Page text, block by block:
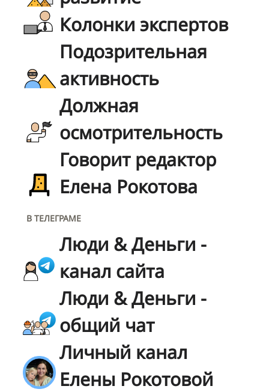
Колонки экспертов
Подозрительная
активность
Должная
осмотрительность
Говорит редактор
Елена Рокотова
В ТЕЛЕГРАМЕ
Люди & Деньги -
канал сайта
Люди & Деньги -
общий чат
Личный канал
Елены Рокотовой